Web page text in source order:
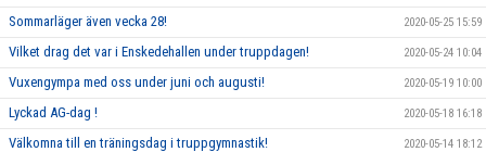
Sommarläger även vecka 28! 2020-05-25 15:59
Vilket drag det var i Enskedehallen under truppdagen! 2020-05-24 10:04
Vuxengympa med oss under juni och augusti! 2020-05-19 10:00
Lyckad AG-dag ! 2020-05-18 16:18
Välkomna till en träningsdag i truppgymnastik! 2020-05-14 18:12